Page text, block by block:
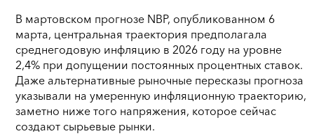
В мартовском прогнозе NBP, опубликованном 6
марта, центральная траектория предполагала
среднегодовую инфляцию в 2026 году на уровне
2,4% при допущении постоянных процентных ставок.
Даже альтернативные рыночные пересказы прогноза
указывали на умеренную инфляционную траекторию,
заметно ниже того напряжения, которое сейчас
создают сырьевые рынки.